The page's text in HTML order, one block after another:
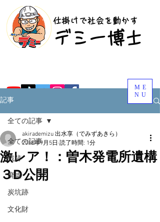
​仕掛けで社会を動かす
​デミー博士
ME
NU
記事
全ての記事
戦跡
廃墟
炭坑跡
文化財
全ての記事
激レア！：曽木発電所遺構
３D公開
akirademizu 出水享（でみずあきら）
2018年9月5日 読了時間: 1分